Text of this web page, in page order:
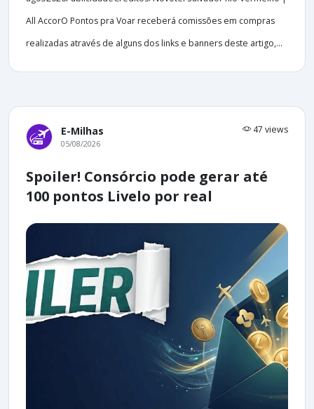
All AccorO Pontos pra Voar receberá comissões em compras
realizadas através de alguns dos links e banners deste artigo,...
E-Milhas 47 views
05/08/2026
Spoiler! Consórcio pode gerar até
100 pontos Livelo por real